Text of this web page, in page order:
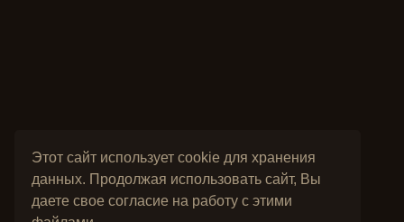
Этот сайт использует cookie для хранения
данных. Продолжая использовать сайт, Вы
даете свое согласие на работу с этими